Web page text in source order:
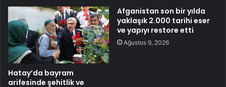
Hatay’da bayram
arifesinde şehitlik ve
Afganistan son bir yılda
yaklaşık 2.000 tarihi eser
ve yapıyı restore etti
Ağustos 9, 2026